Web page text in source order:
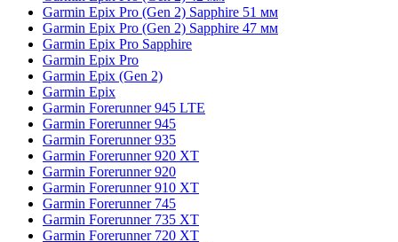
Garmin Epix Pro (Gen 2) Sapphire 51 мм
Garmin Epix Pro (Gen 2) Sapphire 47 мм
Garmin Epix Pro Sapphire
Garmin Epix Pro
Garmin Epix (Gen 2)
Garmin Epix
Garmin Forerunner 945 LTE
Garmin Forerunner 945
Garmin Forerunner 935
Garmin Forerunner 920 XT
Garmin Forerunner 920
Garmin Forerunner 910 XT
Garmin Forerunner 745
Garmin Forerunner 735 XT
Garmin Forerunner 720 XT